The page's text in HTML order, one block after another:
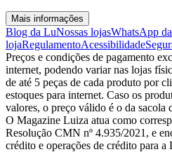
Mais informações
Blog da LuNossas lojasWhatsApp
lojaRegulamentoAcessibilidade
Preços e condições de pagamento
internet, podendo variar nas lojas
de até 5 peças de cada produto por
estoques para internet. Caso os
valores, o preço válido é o da sacola
O Magazine Luiza atua como
Resolução CMN nº 4.935/2021, e
crédito e operações de crédito para